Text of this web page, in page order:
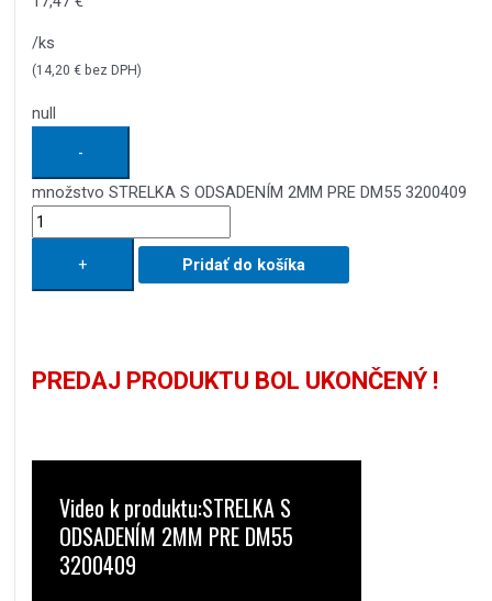
/ks
(14,20 € bez DPH)
null
-
množstvo STRELKA S ODSADENÍM 2MM PRE DM55 3200409
+ Pridať do košíka
PREDAJ PRODUKTU BOL UKONČENÝ !
Video k produktu:STRELKA S
ODSADENÍM 2MM PRE DM55
3200409